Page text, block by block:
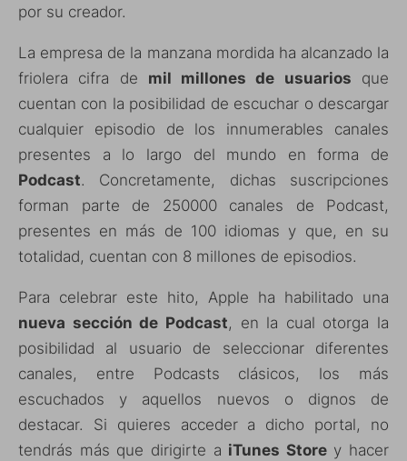
por su creador.
La empresa de la manzana mordida ha alcanzado la
friolera cifra de mil millones de usuarios que
cuentan con la posibilidad de escuchar o descargar
cualquier episodio de los innumerables canales
presentes a lo largo del mundo en forma de
Podcast. Concretamente, dichas suscripciones
forman parte de 250000 canales de Podcast,
presentes en más de 100 idiomas y que, en su
totalidad, cuentan con 8 millones de episodios.
Para celebrar este hito, Apple ha habilitado una
nueva sección de Podcast, en la cual otorga la
posibilidad al usuario de seleccionar diferentes
canales, entre Podcasts clásicos, los más
escuchados y aquellos nuevos o dignos de
destacar. Si quieres acceder a dicho portal, no
tendrás más que dirigirte a iTunes Storey hacer